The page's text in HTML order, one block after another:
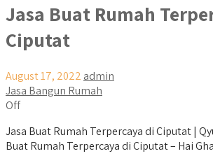
Jasa Buat Rumah
Ciputat
August 17, 2022 admin
Jasa Bangun Rumah
Off
Jasa Buat Rumah Terpercaya di Ciputat |
Buat Rumah Terpercaya di Ciputat – Hai